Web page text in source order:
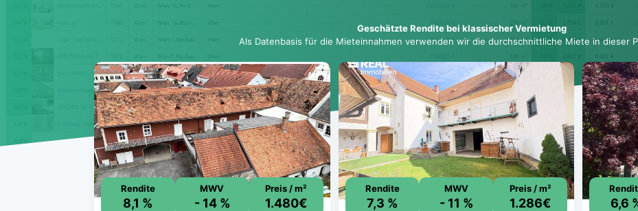
Geschätzte Rendite bei klassischer Vermietung
Als Datenbasis für die Mieteinnahmen verwenden wir die durchschnittliche Miete in dieser
Rendite
8,1 %
MWV
- 14 %
Preis / m²
1.480€
Rendite
7,3 %
MWV
- 11 %
Preis / m²
1.286€ 6,6